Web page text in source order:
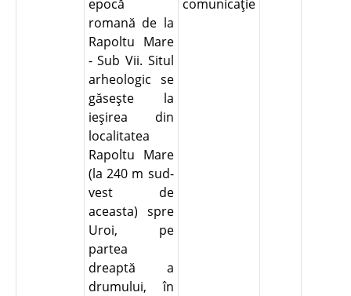
epocă
romană de la
Rapoltu Mare
- Sub Vii. Situl
arheologic se
găseşte la
ieşirea din
localitatea
Rapoltu Mare
(la 240 m sud-
vest de
aceasta) spre
Uroi, pe
partea
dreaptă a
drumului, în
comunicaţie